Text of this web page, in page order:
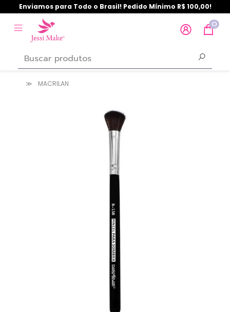
Enviamos para Todo o Brasil! Pedido Mínimo R$ 100,00!
0
MACRILAN